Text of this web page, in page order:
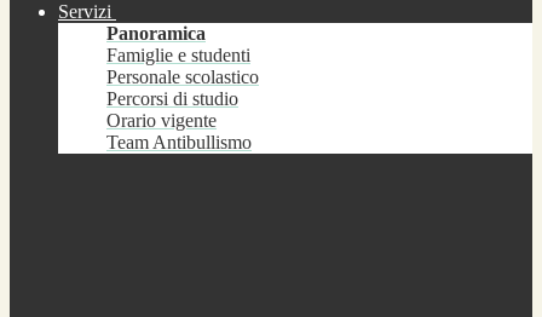
Servizi
Panoramica
Famiglie e studenti
Personale scolastico
Percorsi di studio
Orario vigente
Team Antibullismo